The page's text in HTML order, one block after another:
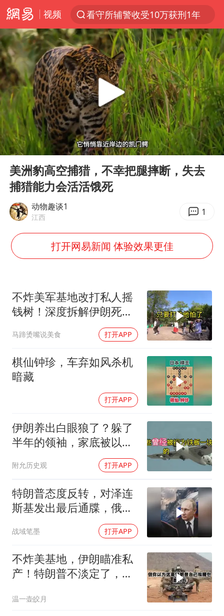
视频
看守所辅警收受10万获刑1年
以“新”破局 首发经济点亮城市消费活力
台风白海豚进入48小时警戒线
中方回应是否在太平洋海底开采稀土
台风白海豚影响中国已成定局
佛得角门将亮相智利俱乐部主场
U17国足1分钟轰2球
五粮液渠道价一箱上涨近百元
宇树科技发行价格150.80元/股
女子利用漏洞0元薅走3000多件家电
24小时不关空调 电费会更低吗
东方甄选被判赔偿江小白30万元
奋进开新局 实干挑大梁
Play
00:00 03:12
美洲豹高空捕猎，不幸把腿摔断，失去
捕猎能力会活活饿死
动物趣谈1
江西 1
打开网易新闻 体验效果更佳
不炸美军基地改打私人摇
钱树！深度拆解伊朗死掐
特朗普七寸的生死局，这
招到底有多绝？
马蹄烫嘴说美食 打开APP
棋仙钟珍，车弃如风杀机
暗藏
打开APP
伊朗养出白眼狼了？躲了
半年的领袖，家底被以色
附允历史观 打开APP
特朗普态度反转，对泽连
斯基发出最后通牒，俄乌
战域笔墨 打开APP
不炸美基地，伊朗瞄准私
产！特朗普不淡定了，被
温一壶皎月